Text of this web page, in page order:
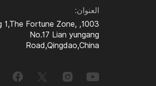
العنوان:
1,The Fortune Zone,
No.17 Lian yungang
Road,Qingdao,China